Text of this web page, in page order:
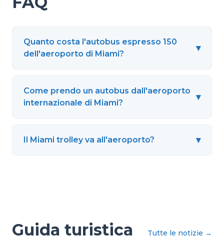
Quanto costa l'autobus espresso 150
dell'aeroporto di Miami?
▾
Come prendo un autobus dall'aeroporto
internazionale di Miami?
▾
Il Miami trolley va all'aeroporto? ▾
Guida turistica Tutte le notizie →